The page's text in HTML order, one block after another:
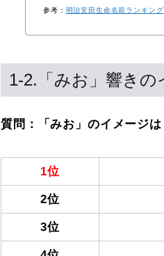
参考： 明治安田生命名前ランキング
1-2.「みお」響きの
質問：「みお」のイメージは
1位
2位
3位